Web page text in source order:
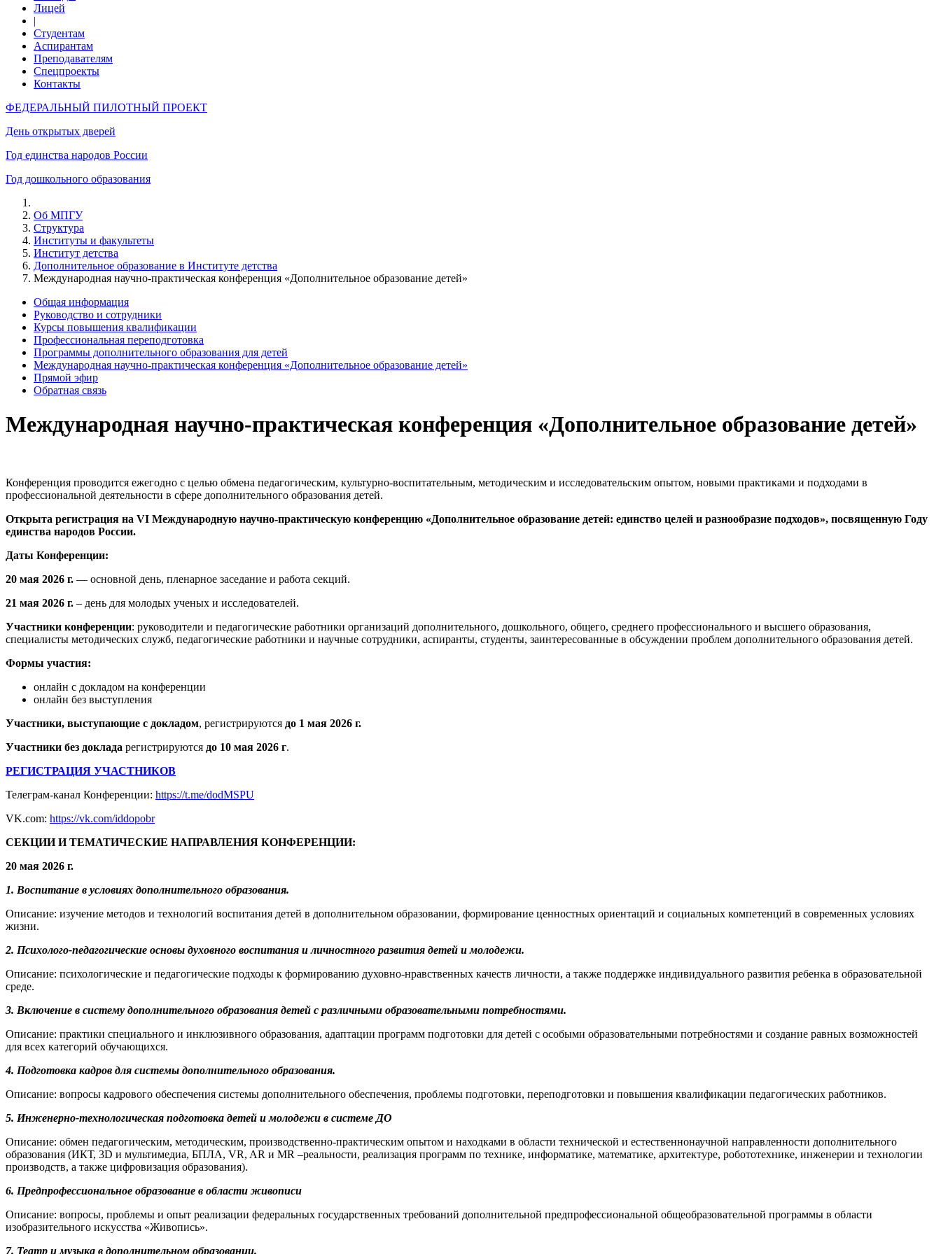
Лицей
|
Студентам
Аспирантам
Преподавателям
Спецпроекты
Контакты
ФЕДЕРАЛЬНЫЙ ПИЛОТНЫЙ ПРОЕКТ
День открытых дверей
Год единства народов России
Год дошкольного образования
Об МПГУ
Структура
Институты и факультеты
Институт детства
Дополнительное образование в Институте детства
Международная научно-практическая конференция «Дополнительное образование детей»
Общая информация
Руководство и сотрудники
Курсы повышения квалификации
Профессиональная переподготовка
Программы дополнительного образования для детей
Международная научно-практическая конференция «Дополнительное образование детей»
Прямой эфир
Обратная связь
Международная научно-практическая конференция «Дополнительное образование детей»
Конференция проводится ежегодно с целью обмена педагогическим, культурно-воспитательным, методическим и исследовательским опытом, новыми практиками и подходами в
профессиональной деятельности в сфере дополнительного образования детей.
Открыта регистрация на VI Международную научно-практическую конференцию «Дополнительное образование детей: единство целей и разнообразие подходов», посвященную Году
единства народов России.
Даты Конференции:
20 мая 2026 г. — основной день, пленарное заседание и работа секций.
21 мая 2026 г. – день для молодых ученых и исследователей.
Участники конференции: руководители и педагогические работники организаций дополнительного, дошкольного, общего, среднего профессионального и высшего образования,
специалисты методических служб, педагогические работники и научные сотрудники, аспиранты, студенты, заинтересованные в обсуждении проблем дополнительного образования детей.
Формы участия:
онлайн с докладом на конференции
онлайн без выступления
Участники, выступающие с докладом, регистрируются до 1 мая 2026 г.
Участники без доклада регистрируются до 10 мая 2026 г.
РЕГИСТРАЦИЯ УЧАСТНИКОВ
Телеграм-канал Конференции: https://t.me/dodMSPU
VK.com: https://vk.com/iddopobr
СЕКЦИИ И ТЕМАТИЧЕСКИЕ НАПРАВЛЕНИЯ КОНФЕРЕНЦИИ:
20 мая 2026 г.
1. Воспитание в условиях дополнительного образования.
Описание: изучение методов и технологий воспитания детей в дополнительном образовании, формирование ценностных ориентаций и социальных компетенций в современных условиях
жизни.
2. Психолого-педагогические основы духовного воспитания и личностного развития детей и молодежи.
Описание: психологические и педагогические подходы к формированию духовно-нравственных качеств личности, а также поддержке индивидуального развития ребенка в образовательной
среде.
3. Включение в систему дополнительного образования детей с различными образовательными потребностями.
Описание: практики специального и инклюзивного образования, адаптации программ подготовки для детей с особыми образовательными потребностями и создание равных возможностей
для всех категорий обучающихся.
4. Подготовка кадров для системы дополнительного образования.
Описание: вопросы кадрового обеспечения системы дополнительного обеспечения, проблемы подготовки, переподготовки и повышения квалификации педагогических работников.
5. Инженерно-технологическая подготовка детей и молодежи в системе ДО
Описание: обмен педагогическим, методическим, производственно-практическим опытом и находками в области технической и естественнонаучной направленности дополнительного
образования (ИКТ, 3D и мультимедиа, БПЛА, VR, AR и MR –реальности, реализация программ по технике, информатике, математике, архитектуре, робототехнике, инженерии и технологии
производств, а также цифровизация образования).
6. Предпрофессиональное образование в области живописи
Описание: вопросы, проблемы и опыт реализации федеральных государственных требований дополнительной предпрофессиональной общеобразовательной программы в области
изобразительного искусства «Живопись».
7. Театр и музыка в дополнительном образовании.